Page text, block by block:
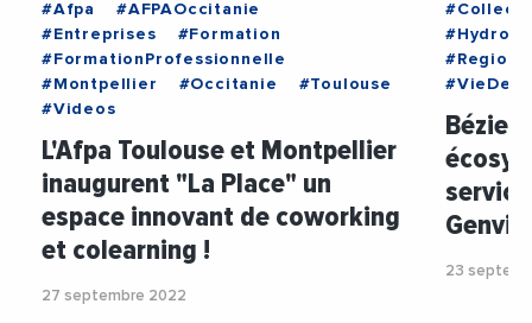
#Afpa
#AFPAOccitanie
#Entreprises
#Formation
#FormationProfessionnelle
#Montpellier
#Occitanie
#Toulouse
#Videos
L'Afpa Toulouse et Montpellier
inaugurent "La Place" un
espace innovant de coworking
et colearning !
27 septembre 2022
Genvia
23